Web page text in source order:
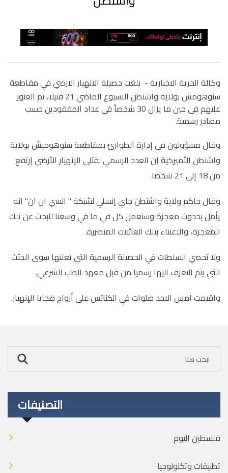
وكالة الحرية الاخبارية - بلغت حصيلة الانهيار الارضي في مقاطعة
سنوهومش بولاية واشنطن الاسبوع الماضي 21 قتيلا، تم العثور
عليهم في حين ما يزال 30 شخصاً في عداد المفقودين حسب
مصادر رسمية.
وقال مسؤولون فى إدارة الطوارئ بمقاطعة سنوهوميش بولاية
واشنطن الأميركية إن العدد الرسمي لقتلى الإنهيار الأرضي إرتفع
من 18 إلى 21 شخصا.
وقال حاكم ولاية واشنطن جاي إنسلي لشبكة " السي ان ان" انه
يأمل بحدوث معجزة وسنعمل كل في ما في وسعنا للبحث عن تلك
المعجزة، والاعتناء بتلك العائلات المتضررة.
ولا تحصي السلطات في الحصيلة الرسمية التي تعلنها سوى الجثث
التي يتم التعرف اليها رسميا من قبل معهد الطب الشرعي.
واقيمت امس الاحد صلوات في الكنائس على أرواح ضحايا الإنهيار.
التصنيفات
فلسطين اليوم
تطبيقات وتكنولوجيا